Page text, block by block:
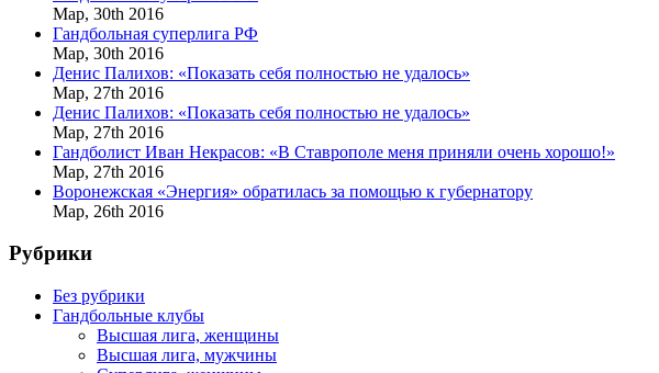
Мар, 30th 2016
Гандбольная суперлига РФ
Мар, 30th 2016
Денис Палихов: «Показать себя полностью не удалось»
Мар, 27th 2016
Денис Палихов: «Показать себя полностью не удалось»
Мар, 27th 2016
Гандболист Иван Некрасов: «В Ставрополе меня приняли очень хорошо!»
Мар, 27th 2016
Воронежская «Энергия» обратилась за помощью к губернатору
Мар, 26th 2016
Рубрики
Без рубрики
Гандбольные клубы
Высшая лига, женщины
Высшая лига, мужчины